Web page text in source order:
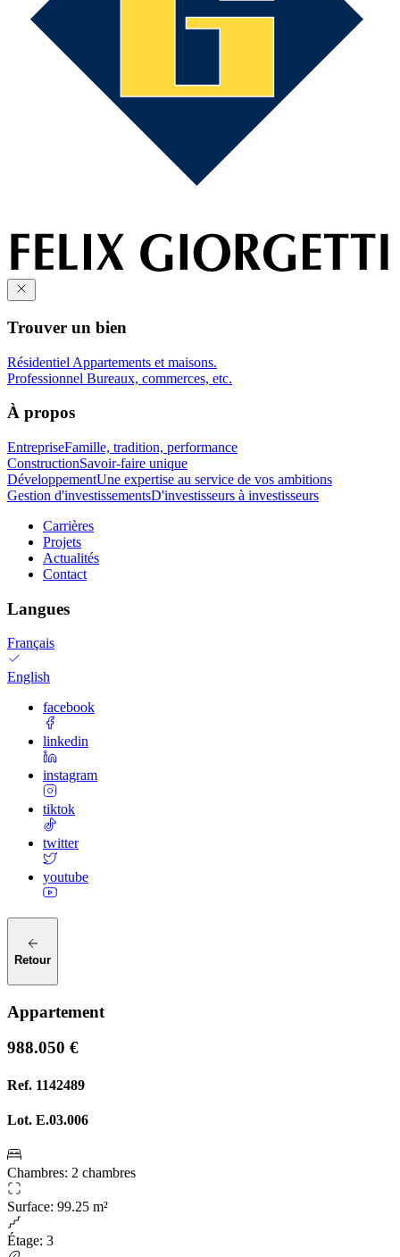
Trouver un bien
Résidentiel Appartements et maisons.
Professionnel Bureaux, commerces, etc.
À propos
EntrepriseFamille, tradition, performance
ConstructionSavoir-faire unique
DéveloppementUne expertise au service de vos ambitions
Gestion d'investissementsD'investisseurs à investisseurs
Carrières
Projets
Actualités
Contact
Langues
Français
English
facebook
linkedin
instagram
tiktok
twitter
youtube
Retour
Appartement
988.050 €
Ref. 1142489
Lot. E.03.006
Chambres: 2 chambres
Surface: 99.25 m²
Étage: 3